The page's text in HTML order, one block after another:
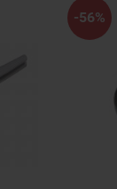
-56%